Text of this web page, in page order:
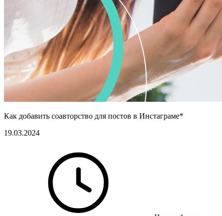
Как добавить соавторство для постов в Инстаграме*
19.03.2024